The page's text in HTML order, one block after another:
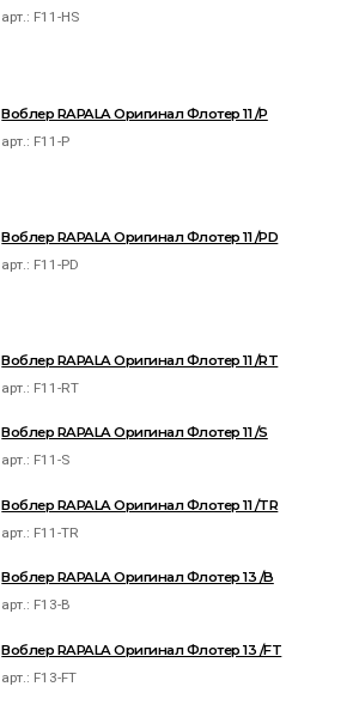
арт.: F11-HS
Воблер RAPALA Оригинал Флотер 11 /P
арт.: F11-P
Воблер RAPALA Оригинал Флотер 11 /PD
арт.: F11-PD
Воблер RAPALA Оригинал Флотер 11 /RT
арт.: F11-RT
Воблер RAPALA Оригинал Флотер 11 /S
арт.: F11-S
Воблер RAPALA Оригинал Флотер 11 /TR
арт.: F11-TR
Воблер RAPALA Оригинал Флотер 13 /B
арт.: F13-B
Воблер RAPALA Оригинал Флотер 13 /FT
арт.: F13-FT